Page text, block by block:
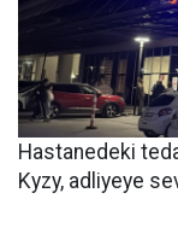
Hastanedeki
Kyzy, adliyeye